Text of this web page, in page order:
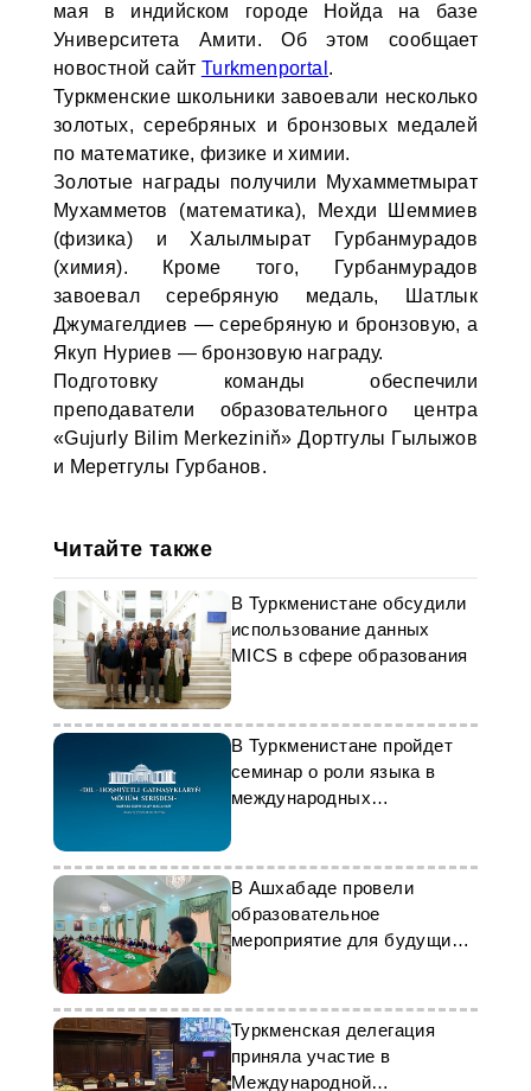
мая в индийском городе Нойда на базе
Университета Амити. Об этом сообщает
новостной сайт Turkmenportal .
Туркменские школьники завоевали несколько
золотых, серебряных и бронзовых медалей
по математике, физике и химии.
Золотые награды получили Мухамметмырат
Мухамметов (математика), Мехди Шеммиев
(физика) и Халылмырат Гурбанмурадов
(химия). Кроме того, Гурбанмурадов
завоевал серебряную медаль, Шатлык
Джумагелдиев — серебряную и бронзовую, а
Якуп Нуриев — бронзовую награду.
Подготовку команды обеспечили
преподаватели образовательного центра
«Gujurly Bilim Merkeziniň» Дортгулы Гылыжов
и Меретгулы Гурбанов.
Читайте также
В Туркменистане обсудили
использование данных
MICS в сфере образования
В Туркменистане пройдет
семинар о роли языка в
международных
В Ашхабаде провели
образовательное
мероприятие для будущих
Туркменская делегация
приняла участие в
Международной